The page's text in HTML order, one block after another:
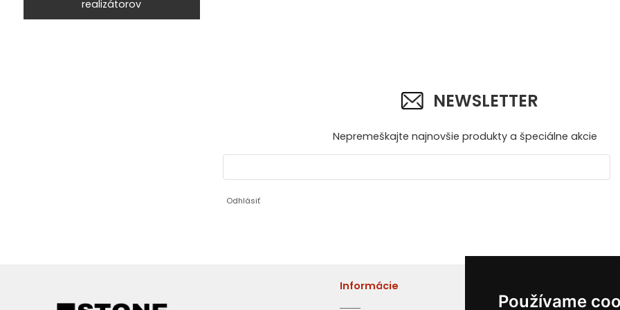
Používame
realizátorov
NEWSLETTER
Nepremeškajte najnovšie produkty a špeciálne akcie
Odhlásiť
Informácie